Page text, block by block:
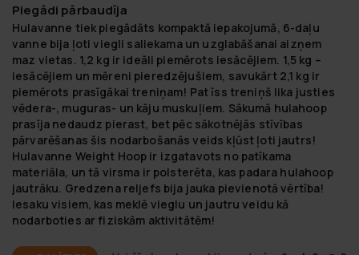
Piegādi pārbaudīja
Hulavanne tiek piegādāts kompaktā iepakojumā, 6-daļu
vanne bija ļoti viegli saliekama un uzglabāšanai aizņem
maz vietas. 1,2 kg ir ideāli piemērots iesācējiem. 1,5 kg –
iesācējiem un mēreni pieredzējušiem, savukārt 2,1 kg ir
piemērots prasīgākai treniņam! Pat īss treniņš lika justies
vēdera-, muguras- un kāju muskuļiem. Sākumā hulahoop
prasīja nedaudz pierast, bet pēc sākotnējās stīvības
pārvarēšanas šis nodarbošanās veids kļūst ļoti jautrs!
Hulavanne Weight Hoop ir izgatavots no patīkama
materiāla, un tā virsma ir polsterēta, kas padara hulahoop
jautrāku. Gredzena reljefs bija jauka pievienotā vērtība!
Iesaku visiem, kas meklē vieglu un jautru veidu kā
nodarboties ar fiziskām aktivitātēm!